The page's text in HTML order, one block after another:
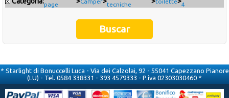
Offerte del mese
Cataloghi fornitori
page
tecniche
4
* Starlight di Bonuccelli Luca - Via dei Calzolai, 92 - 55041 Capezzano Pianore
(LU) - Tel. 0584 338331 - 393 4579333 - P.iva 02303030460 *